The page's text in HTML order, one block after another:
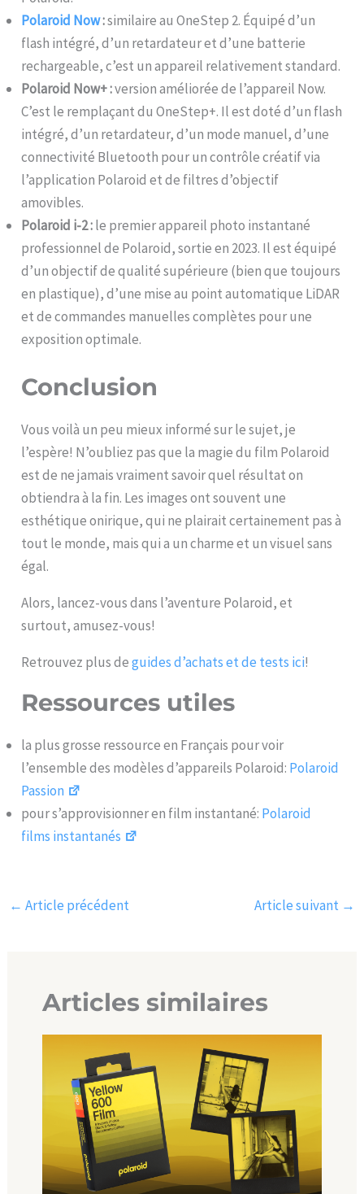
Polaroid Now:similaire au OneStep 2. Équipé d’un
flash intégré, d’un retardateur et d’une batterie
rechargeable, c’est un appareil relativement standard.
Polaroid Now+ :version améliorée de l’appareil Now.
C’est le remplaçant du OneStep+. Il est doté d’un flash
intégré, d’un retardateur, d’un mode manuel, d’une
connectivité Bluetooth pour un contrôle créatif via
l’application Polaroid et de filtres d’objectif
amovibles.
Polaroid i-2 :le premier appareil photo instantané
professionnel de Polaroid, sortie en 2023. Il est équipé
d’un objectif de qualité supérieure (bien que toujours
en plastique), d’une mise au point automatique LiDAR
et de commandes manuelles complètes pour une
exposition optimale.
Conclusion
Vous voilà un peu mieux informé sur le sujet, je
l’espère! N’oubliez pas que la magie du film Polaroid
est de ne jamais vraiment savoir quel résultat on
obtiendra à la fin. Les images ont souvent une
esthétique onirique, qui ne plairait certainement pas à
tout le monde, mais qui a un charme et un visuel sans
égal.
Alors, lancez-vous dans l’aventure Polaroid, et
surtout, amusez-vous!
Retrouvez plus deguides d’achats et de tests ici!
Ressources utiles
la plus grosse ressource en Français pour voir
l’ensemble des modèles d’appareils Polaroid: Polaroid
Passion
pour s’approvisionner en film instantané: Polaroid
films instantanés
← Article précédent Article suivant →
Articles similaires